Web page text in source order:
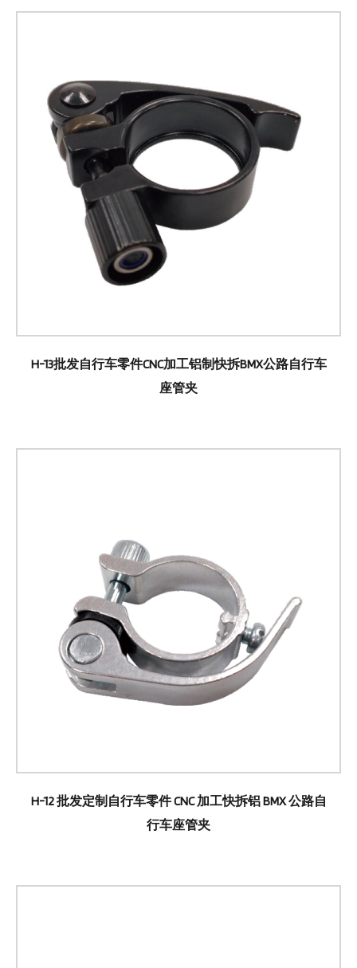
H-13批发自行车零件CNC加工铝制快拆BMX公路自行车
座管夹
H-12 批发定制自行车零件 CNC 加工快拆铝 BMX 公路自
行车座管夹